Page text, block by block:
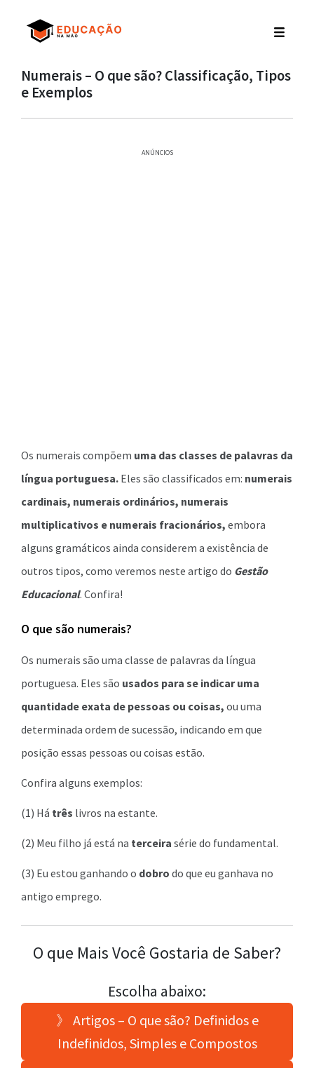
Numerais – O que são? Classificação, Tipos
e Exemplos
ANÚNCIOS
Os numerais compõem uma das classes de palavras da
língua portuguesa. Eles são classificados em: numerais
cardinais, numerais ordinários, numerais
multiplicativos e numerais fracionários, embora
alguns gramáticos ainda considerem a existência de
outros tipos, como veremos neste artigo do Gestão
Educacional. Confira!
O que são numerais?
Os numerais são uma classe de palavras da língua
portuguesa. Eles são usados para se indicar uma
quantidade exata de pessoas ou coisas, ou uma
determinada ordem de sucessão, indicando em que
posição essas pessoas ou coisas estão.
Confira alguns exemplos:
(1) Há três livros na estante.
(2) Meu filho já está na terceira série do fundamental.
(3) Eu estou ganhando o dobro do que eu ganhava no
antigo emprego.
O que Mais Você Gostaria de Saber?
Escolha abaixo:
》 Artigos – O que são? Definidos e
Indefinidos, Simples e Compostos